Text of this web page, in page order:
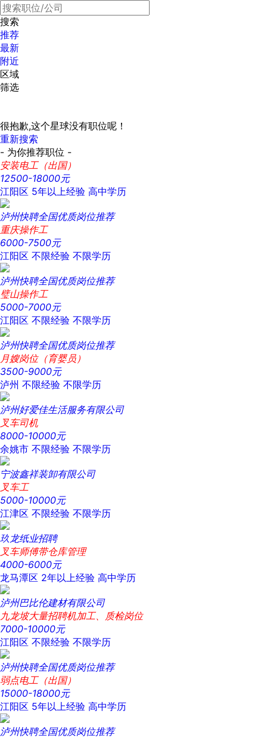
搜索
推荐
最新
附近
区域
筛选
很抱歉,这个星球没有职位呢！
重新搜索
- 为你推荐职位 -
安装电工（出国）
12500-18000元
江阳区 5年以上经验 高中学历
泸州快聘全国优质岗位推荐
重庆操作工
6000-7500元
江阳区 不限经验 不限学历
泸州快聘全国优质岗位推荐
璧山操作工
5000-7000元
江阳区 不限经验 不限学历
泸州快聘全国优质岗位推荐
月嫂岗位（育婴员）
3500-9000元
泸州 不限经验 不限学历
泸州好爱佳生活服务有限公司
叉车司机
8000-10000元
余姚市 不限经验 不限学历
宁波鑫祥装卸有限公司
叉车工
5000-10000元
江津区 不限经验 不限学历
玖龙纸业招聘
叉车师傅带仓库管理
4000-6000元
龙马潭区 2年以上经验 高中学历
泸州巴比伦建材有限公司
九龙坡大量招聘机加工、质检岗位
7000-10000元
江阳区 不限经验 不限学历
泸州快聘全国优质岗位推荐
弱点电工（出国）
15000-18000元
江阳区 5年以上经验 高中学历
泸州快聘全国优质岗位推荐